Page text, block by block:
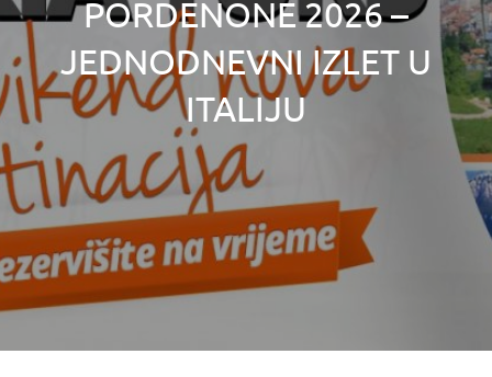
PORDENONE 2026 –
JEDNODNEVNI IZLET U
ITALIJU